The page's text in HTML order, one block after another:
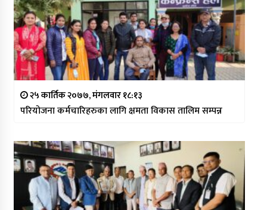
२५ कार्तिक २०७७, मंगलवार १८:१३
परियोजना कर्मचारिहरुका लागि क्षमता विकास तालिम सम्पन्न